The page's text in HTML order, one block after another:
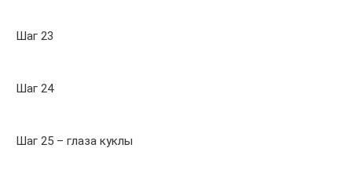
Шаг 23
Шаг 24
Шаг 25 – глаза куклы